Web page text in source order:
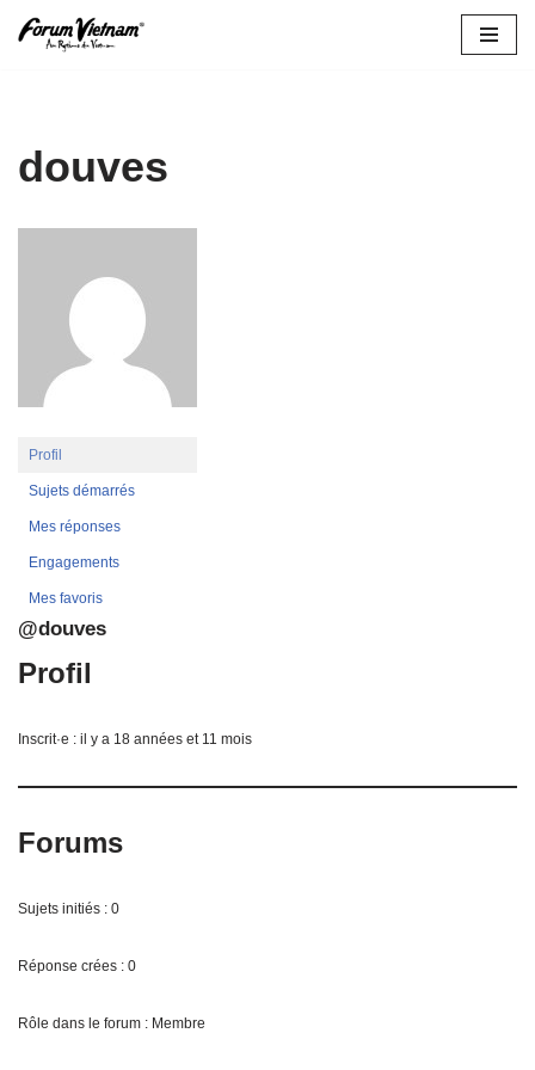
douves
Profil
Sujets démarrés
Mes réponses
Engagements
Mes favoris
@douves
Profil
Inscrit·e : il y a 18 années et 11 mois
Forums
Sujets initiés : 0
Réponse crées : 0
Rôle dans le forum : Membre